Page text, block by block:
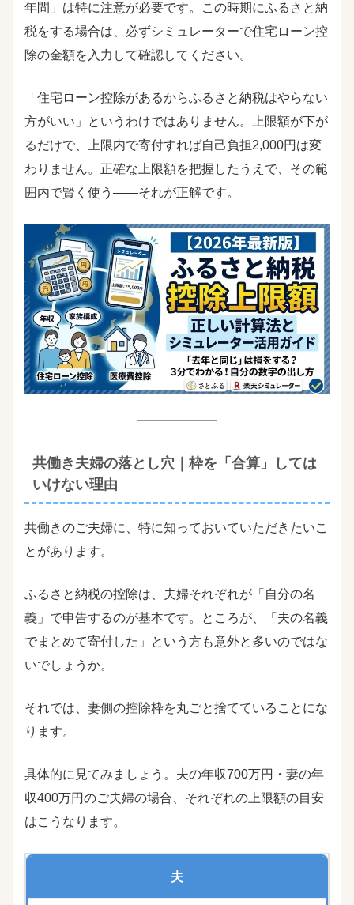
年間」は特に注意が必要です。この時期にふるさと納
税をする場合は、必ずシミュレーターで住宅ローン控
除の金額を入力して確認してください。
「住宅ローン控除があるからふるさと納税はやらない
方がいい」というわけではありません。上限額が下が
るだけで、上限内で寄付すれば自己負担2,000円は変
わりません。正確な上限額を把握したうえで、その範
囲内で賢く使う――それが正解です。
共働き夫婦の落とし穴｜枠を「合算」しては
いけない理由
共働きのご夫婦に、特に知っておいていただきたいこ
とがあります。
ふるさと納税の控除は、夫婦それぞれが「自分の名
義」で申告するのが基本です。ところが、「夫の名義
でまとめて寄付した」という方も意外と多いのではな
いでしょうか。
それでは、妻側の控除枠を丸ごと捨てていることにな
ります。
具体的に見てみましょう。夫の年収700万円・妻の年
収400万円のご夫婦の場合、それぞれの上限額の目安
はこうなります。
夫